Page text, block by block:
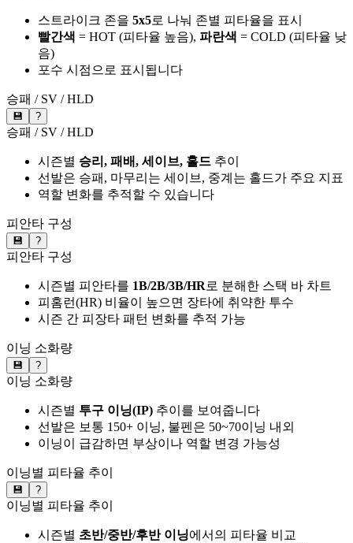
스트라이크 존을 5x5로 나눠 존별 피타율을 표시
빨간색 = HOT (피타율 높음), 파란색 = COLD (피타율 낮
음)
포수 시점으로 표시됩니다
승패 / SV / HLD
💾 ?
승패 / SV / HLD
시즌별 승리, 패배, 세이브, 홀드 추이
선발은 승패, 마무리는 세이브, 중계는 홀드가 주요 지표
역할 변화를 추적할 수 있습니다
피안타 구성
💾 ?
피안타 구성
시즌별 피안타를 1B/2B/3B/HR로 분해한 스택 바 차트
피홈런(HR) 비율이 높으면 장타에 취약한 투수
시즌 간 피장타 패턴 변화를 추적 가능
이닝 소화량
💾 ?
이닝 소화량
시즌별 투구 이닝(IP) 추이를 보여줍니다
선발은 보통 150+ 이닝, 불펜은 50~70이닝 내외
이닝이 급감하면 부상이나 역할 변경 가능성
이닝별 피타율 추이
💾 ?
이닝별 피타율 추이
시즌별 초반/중반/후반 이닝에서의 피타율 비교